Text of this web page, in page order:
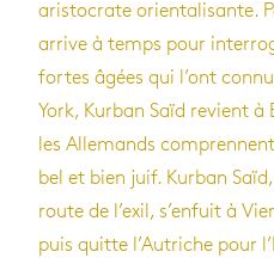
aristocrate orientalisante.
arrive à temps pour
fortes âgées qui l’ont
York, Kurban Saïd revient à
les Allemands
bel et bien juif. Kurban
route de l’exil, s’enfuit à
puis quitte l’Autriche pour